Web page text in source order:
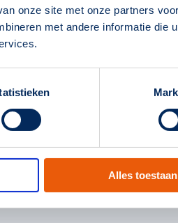
onze site met onze partners
met andere informatie die
Alles toestaan
Download
8715774000348